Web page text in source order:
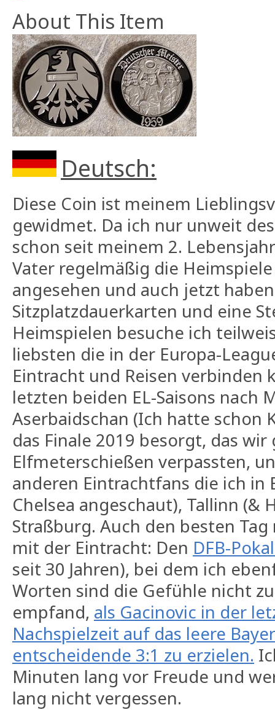
About This Item
Deutsch:
Diese Coin ist meinem
gewidmet. Da ich nur unweit
schon seit meinem 2.
Vater regelmäßig die
angesehen und auch jetzt
Sitzplatzdauerkarten und eine
Heimspielen besuche ich
liebsten die in der Europa-
Eintracht und Reisen verbinden
letzten beiden EL-Saisons nach
Aserbaidschan (Ich hatte schon
das Finale 2019 besorgt, das
Elfmeterschießen verpassten,
anderen Eintrachtfans die ich in
Chelsea angeschaut), Tallinn (&
Straßburg. Auch den besten
mit der Eintracht: Den DFB-
seit 30 Jahren), bei dem ich
Worten sind die Gefühle nicht
empfand, als Gacinovic in der
Nachspielzeit auf das leere
entscheidende 3:1 zu erzielen.
Minuten lang vor Freude und
lang nicht vergessen.